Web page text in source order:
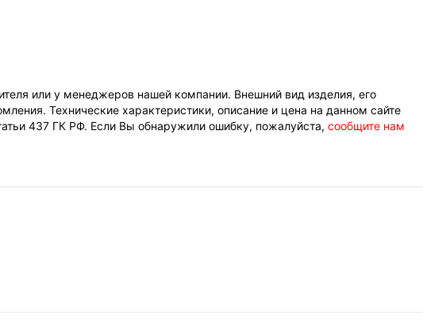
или у менеджеров нашей компании. Внешний вид изделия, его
Технические характеристики, описание и цена на данном сайте
437 ГК РФ. Если Вы обнаружили ошибку, пожалуйста, сообщите нам